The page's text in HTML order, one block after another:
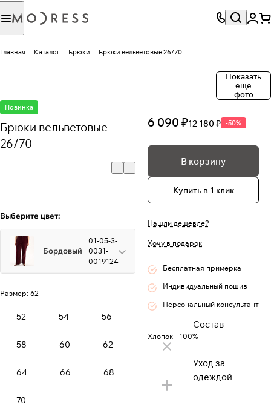
Главная Каталог Брюки Брюки вельветовые 26/70
Показать
еще
фото
Новинка
Брюки вельветовые
26/70
Выберите цвет:
Бордовый
01-05-3-
0031-
0019124
Размер: 62
52 54 56
58 60 62
64 66 68
70
6 090 ₽12 180 ₽ -50%
В корзину
Купить в 1 клик
Нашли дешевле?
Хочу в подарок
Бесплатная примерка
Индивидуальный пошив
Персональный консультант
Состав
Хлопок - 100%
Уход за
одеждой